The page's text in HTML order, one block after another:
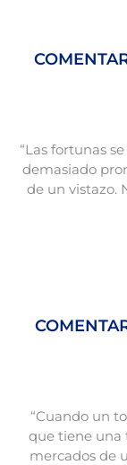
“Las fortunas
demasiado
de un vistazo.
“Cuando un
que tiene una
mercados de